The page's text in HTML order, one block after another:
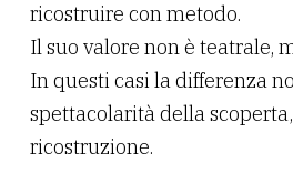
ricostruire con metodo.
Il suo valore non è teatrale,
In questi casi la differenza
spettacolarità della
ricostruzione.